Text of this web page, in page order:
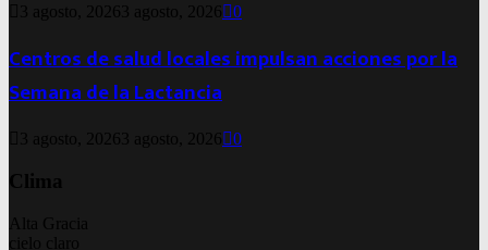
3 agosto, 2026 3 agosto, 2026 0
Centros de salud locales impulsan acciones por la
Semana de la Lactancia
3 agosto, 2026 3 agosto, 2026 0
Clima
Alta Gracia
cielo claro